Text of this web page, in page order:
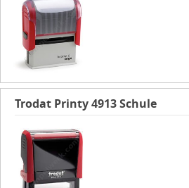
Trodat Printy 4913 Schule